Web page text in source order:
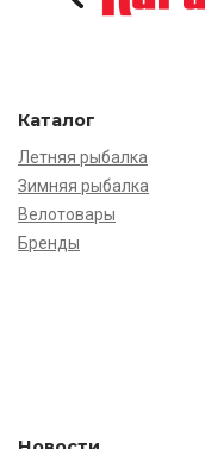
Каталог
Летняя рыбалка
Зимняя рыбалка
Велотовары
Бренды